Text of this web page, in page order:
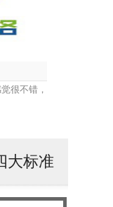
很不错，
大标准